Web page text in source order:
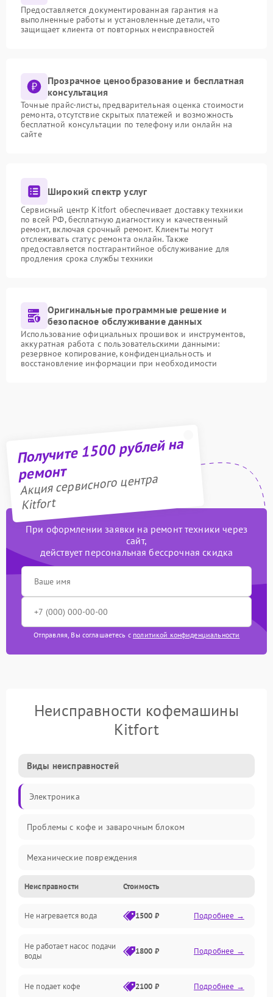
Предоставляется документированная гарантия на
выполненные работы и установленные детали, что
защищает клиента от повторных неисправностей
Прозрачное ценообразование и бесплатная
консультация
Точные прайс-листы, предварительная оценка стоимости
ремонта, отсутствие скрытых платежей и возможность
бесплатной консультации по телефону или онлайн на
сайте
Широкий спектр услуг
Сервисный центр Kitfort обеспечивает доставку техники
по всей РФ, бесплатную диагностику и качественный
ремонт, включая срочный ремонт. Клиенты могут
отслеживать статус ремонта онлайн. Также
предоставляется постгарантийное обслуживание для
продления срока службы техники
Оригинальные программные решение и
безопасное обслуживание данных
Использование официальных прошивок и инструментов,
аккуратная работа с пользовательскими данными:
резервное копирование, конфиденциальность и
восстановление информации при необходимости
Получите 1500 рублей на
ремонт
Акция сервисного центра
Kitfort
При оформлении заявки на ремонт техники через
сайт,
действует персональная бессрочная скидка
Отправляя, Вы соглашаетесь с политикой конфиденциальности
Неисправности кофемашины
Kitfort
Виды неисправностей
Электроника
Проблемы с кофе и заварочным блоком
Механические повреждения
Прочие неисправности
Включение и работа
Проблемы с водой
Проблемы с капучинатором и паром
Неисправности Стоимость
Не нагревается вода 1500 ₽ Подробнее →
Не работает насос подачи
воды
1800 ₽ Подробнее →
Не подает кофе 2100 ₽ Подробнее →